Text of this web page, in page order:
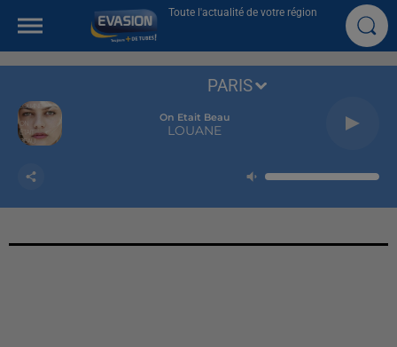
Toute l'actualité de votre région
On Etait Beau
LOUANE
PARIS